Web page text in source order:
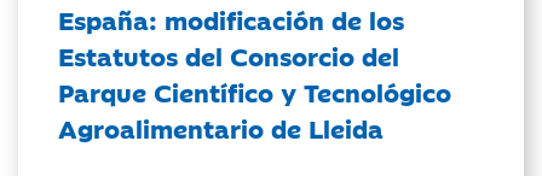
España: modificación de los
Estatutos del Consorcio del
Parque Científico y Tecnológico
Agroalimentario de Lleida